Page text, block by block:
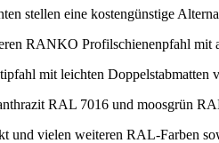
stellen eine kostengünstige
RANKO Profilschienenpfahl
mit leichten Doppelstabmatten
RAL 7016 und moosgrün
vielen weiteren RAL-Farben